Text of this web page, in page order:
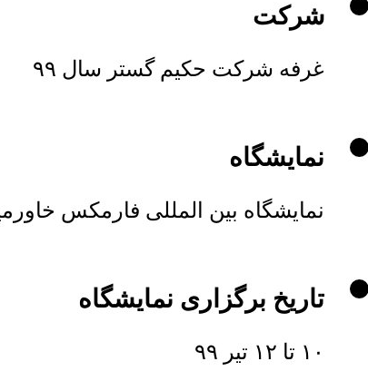
شرکت
غرفه شرکت حکیم گستر سال ۹۹
نمایشگاه
نمایشگاه بین المللی فارمکس
تاریخ برگزاری نمایشگاه
۱۰ تا ۱۲ تیر ۹۹